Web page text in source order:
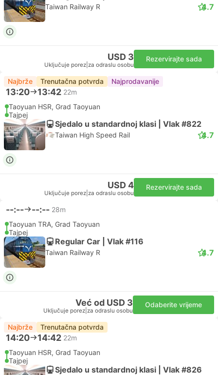
Taiwan Railway R 4.7
USD 3
Uključuje porez za odraslu osobu
Rezervirajte sada
Najbrže Trenutačna potvrda Najprodavanije
13:20 13:42 22m
Taoyuan HSR, Grad Taoyuan
Tajpej
Sjedalo u standardnoj klasi | Vlak #822
Taiwan High Speed Rail 4.7
USD 4
Uključuje porez za odraslu osobu
Rezervirajte sada
--:-- --:-- 28m
Taoyuan TRA, Grad Taoyuan
Tajpej
Regular Car | Vlak #116
Taiwan Railway R 4.7
Već od USD 3
Uključuje porez za odraslu osobu
Odaberite vrijeme
Najbrže Trenutačna potvrda
14:20 14:42 22m
Taoyuan HSR, Grad Taoyuan
Tajpej
Sjedalo u standardnoj klasi | Vlak #826